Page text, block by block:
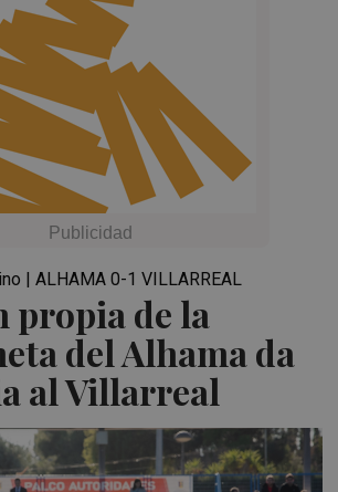
propia de la
del Alhama da
al Villarreal
| ALHAMA 0-1 VILLARREAL